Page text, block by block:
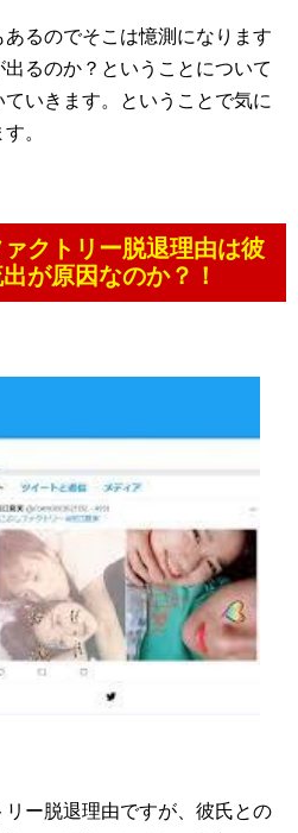
るのでそこは憶測になります
るのか？ということについて
いきます。ということで気に
。
クトリー脱退理由は彼
が原因なのか？！
ー脱退理由ですが、彼氏との